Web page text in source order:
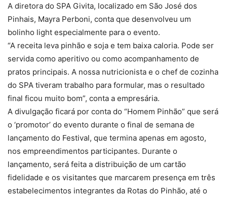
A diretora do SPA Givita, localizado em São José dos
Pinhais, Mayra Perboni, conta que desenvolveu um
bolinho light especialmente para o evento.
“A receita leva pinhão e soja e tem baixa caloria. Pode ser
servida como aperitivo ou como acompanhamento de
pratos principais. A nossa nutricionista e o chef de cozinha
do SPA tiveram trabalho para formular, mas o resultado
final ficou muito bom”, conta a empresária.
A divulgação ficará por conta do “Homem Pinhão” que será
o ‘promotor’ do evento durante o final de semana de
lançamento do Festival, que termina apenas em agosto,
nos empreendimentos participantes. Durante o
lançamento, será feita a distribuição de um cartão
fidelidade e os visitantes que marcarem presença em três
estabelecimentos integrantes da Rotas do Pinhão, até o